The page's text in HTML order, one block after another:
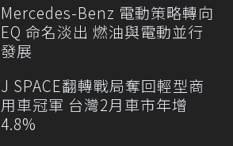
Mercedes-Benz 電動策略轉向
EQ 命名淡出 燃油與電動並行
發展
J SPACE翻轉戰局奪回輕型商
用車冠軍 台灣2月車市年增
4.8%